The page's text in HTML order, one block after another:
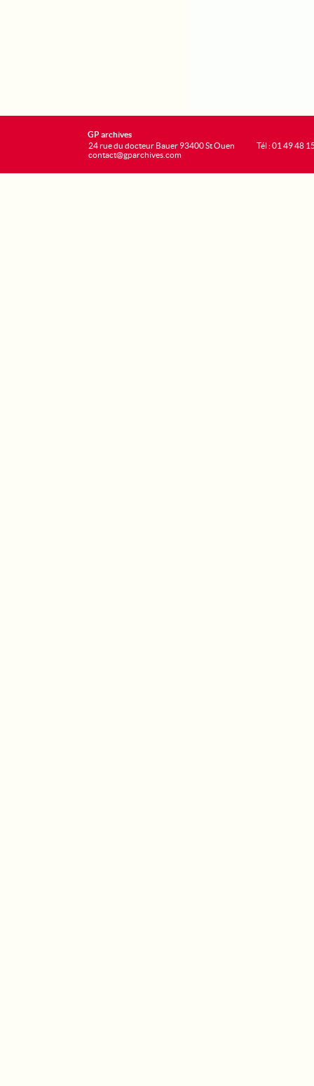
GP archives
24 rue du docteur Bauer 93400 St Ouen
contact@gparchives.com
Tél : 01 49 48